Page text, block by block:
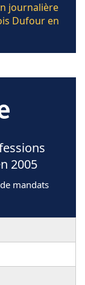
journalière
Dufour en
2005
mandats